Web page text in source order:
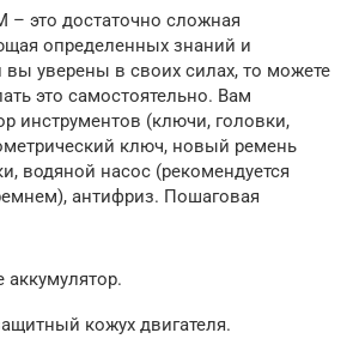
это достаточно сложная
определенных знаний и
уверены в своих силах, то можете
это самостоятельно. Вам
инструментов (ключи, головки,
ключ, новый ремень
водяной насос (рекомендуется
антифриз. Пошаговая
аккумулятор.
кожух двигателя.